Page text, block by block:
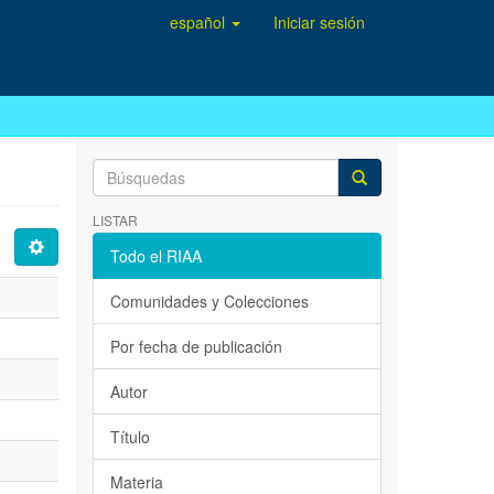
español Iniciar sesión
LISTAR
Todo el RIAA
Comunidades y Colecciones
Por fecha de publicación
Autor
Título
Materia